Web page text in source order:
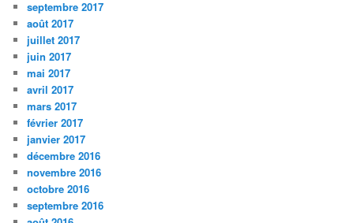
septembre 2017
août 2017
juillet 2017
juin 2017
mai 2017
avril 2017
mars 2017
février 2017
janvier 2017
décembre 2016
novembre 2016
octobre 2016
septembre 2016